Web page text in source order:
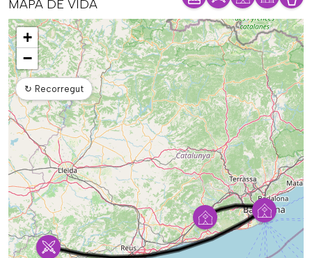
MAPA DE VIDA
Mapa
+
−
↻ Recorregut